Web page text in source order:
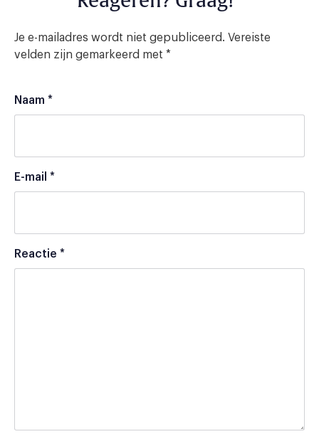
Je e-mailadres wordt niet gepubliceerd. Vereiste
velden zijn gemarkeerd met *
Naam *
E-mail *
Reactie *